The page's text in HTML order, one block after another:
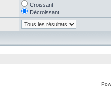
Croissant
Décroissant